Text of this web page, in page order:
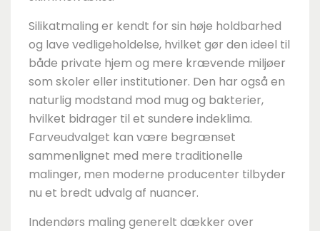
Silikatmaling er kendt for sin høje holdbarhed
og lave vedligeholdelse, hvilket gør den ideel til
både private hjem og mere krævende miljøer
som skoler eller institutioner. Den har også en
naturlig modstand mod mug og bakterier,
hvilket bidrager til et sundere indeklima.
Farveudvalget kan være begrænset
sammenlignet med mere traditionelle
malinger, men moderne producenter tilbyder
nu et bredt udvalg af nuancer.
Indendørs maling generelt dækker over